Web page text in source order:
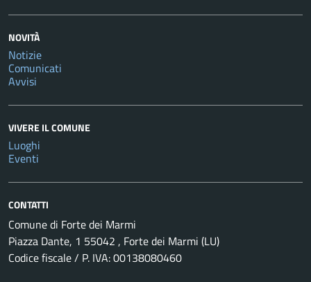
NOVITÀ
Notizie
Comunicati
Avvisi
VIVERE IL COMUNE
Luoghi
Eventi
CONTATTI
Comune di Forte dei Marmi
Piazza Dante, 1 55042 , Forte dei Marmi (LU)
Codice fiscale / P. IVA: 00138080460